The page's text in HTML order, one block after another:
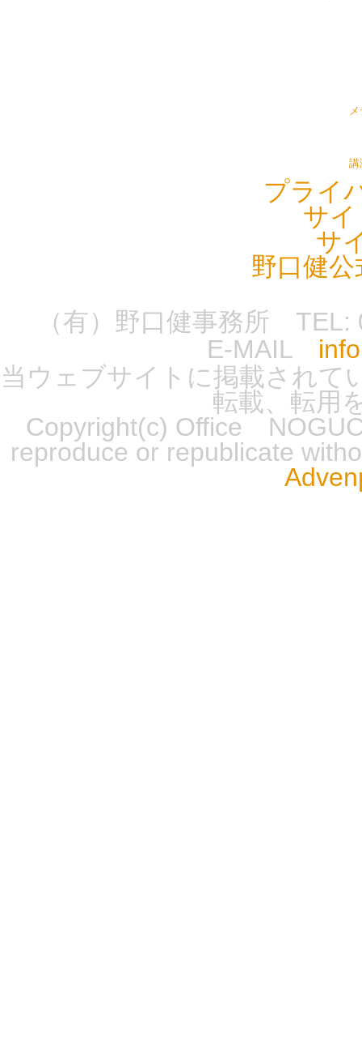
講
プライ
サ
サ
野口健
（有）野口健事務所 TEL:
E-MAIL
当ウェブサイトに掲載されて
転載、転用
Copyright(c) Office
reproduce or republicate